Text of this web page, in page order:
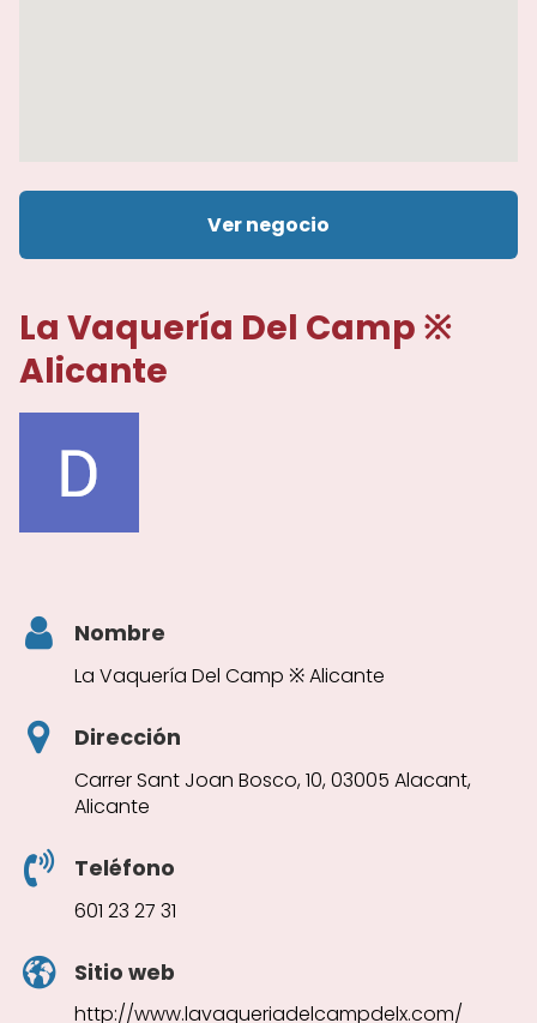
Ver negocio
La Vaquería Del Camp ※
Alicante
Nombre
La Vaquería Del Camp ※ Alicante
Dirección
Carrer Sant Joan Bosco, 10, 03005 Alacant,
Alicante
Teléfono
601 23 27 31
Sitio web
http://www.lavaqueriadelcampdelx.com/